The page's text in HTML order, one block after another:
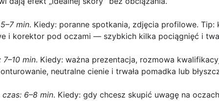
min. Kiedy: poranne spotkania, zdjęcia profilowe. Tip:
i korektor pod oczami — szybkich kilka pociągnięć i
7–10 min. Kiedy: ważna prezentacja, rozmowa
neutralne cienie i trwała pomadka lub
czas: 6–8 min. Kiedy: gdy chcesz skupić uwagę na